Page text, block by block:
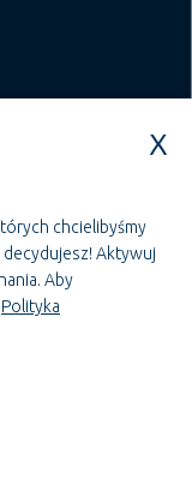
chcielibyśmy
Aktywuj
Aby
Polityka